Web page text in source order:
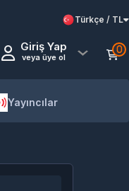
Türkçe / TL
Giriş Yap
veya üye ol
0
Yayıncılar